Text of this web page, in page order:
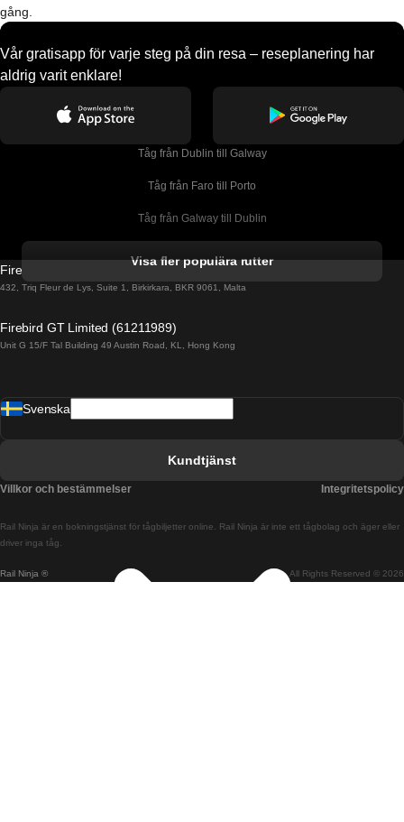
gång.
Vår gratisapp för varje steg på din resa – reseplanering har
aldrig varit enklare!
Tåg från Dublin till Galway
Tåg från Faro till Porto
Tåg från Galway till Dublin
Tåg från Porto till Faro
Tåg från Barcelona till Madrid
Tåg från Budapest till Bratislava
Visa fler populära rutter
Firebird GT Limited (OC 1451)
432, Triq Fleur de Lys, Suite 1, Birkirkara, BKR 9061, Malta
Firebird GT Limited (61211989)
Unit G 15/F Tal Building 49 Austin Road, KL, Hong Kong
Rail Ninja ® All Rights Reserved © 2026
Rail Ninja är en bokningstjänst för tågbiljetter online. Rail Ninja är inte ett tågbolag och äger eller
driver inga tåg.
Svenska
Kundtjänst
Villkor och bestämmelser Integritetspolicy